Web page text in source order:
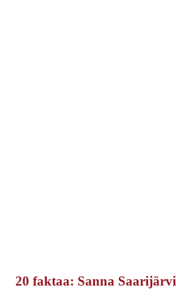
20 faktaa: Sanna Saarijärvi